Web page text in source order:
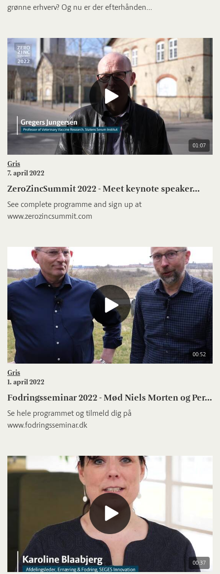
grønne erhverv? Og nu er der efterhånden...
01:07
Gris
7. april 2022
ZeroZincSummit 2022 - Meet keynote speaker...
See complete programme and sign up at
www.zerozincsummit.com
00:52
Gris
1. april 2022
Fodringsseminar 2022 - Mød Niels Morten og Per...
Se hele programmet og tilmeld dig på
www.fodringsseminar.dk
00:37